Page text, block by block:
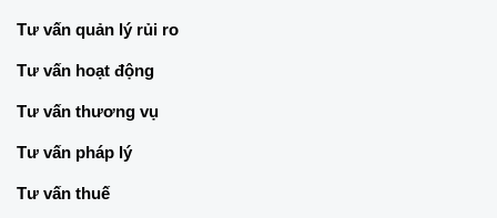
Tư vấn quản lý rủi ro
Tư vấn hoạt động
Tư vấn thương vụ
Tư vấn pháp lý
Tư vấn thuế